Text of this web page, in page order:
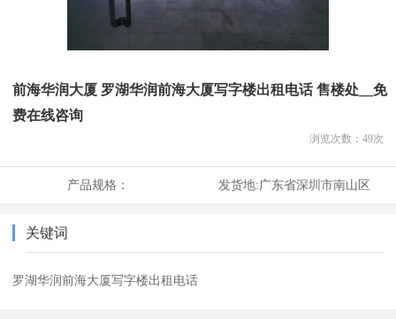
前海华润大厦 罗湖华润前海大厦写字楼出租电话 售楼处__免
费在线咨询
浏览次数： 49次
产品规格： 发货地:广东省深圳市南山区
关键词
罗湖华润前海大厦写字楼出租电话